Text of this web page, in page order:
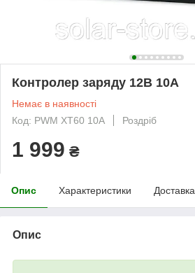
Контролер заряду 12В 10А
Немає в наявності
Код: PWM XT60 10А
Роздріб
1 999 ₴
Опис Характеристики Доставка
Опис